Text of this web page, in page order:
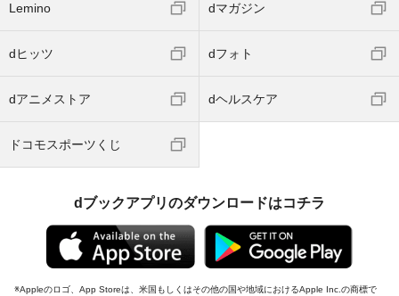
Lemino dマガジン
dヒッツ dフォト
dアニメストア dヘルスケア
ドコモスポーツくじ
dブックアプリのダウンロードはコチラ
Appleのロゴ、App Storeは、米国もしくはその他の国や地域におけるApple Inc.の商標で